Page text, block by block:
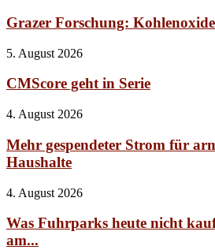
Grazer Forschung:
5. August 2026
CMScore geht in Serie
4. August 2026
Mehr gespendeter Strom für
Haushalte
4. August 2026
Was Fuhrparks heute nicht
am...